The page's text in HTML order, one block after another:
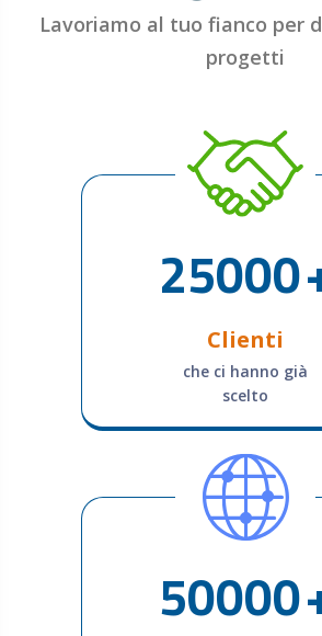
Lavoriamo al tuo fianco per
progetti
25000
Clienti
che ci hanno già
scelto
50000